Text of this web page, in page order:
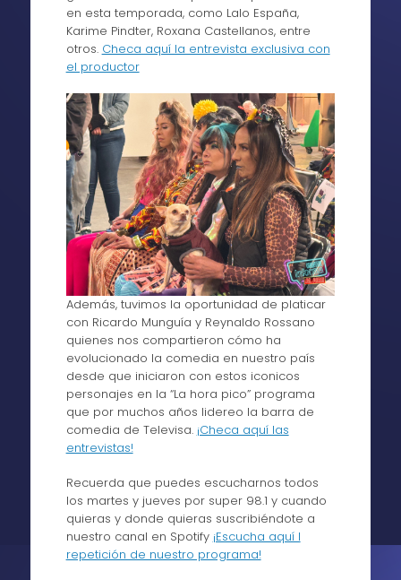
en esta temporada, como Lalo España,
Karime Pindter, Roxana Castellanos, entre
otros. Checa aquí la entrevista exclusiva con
el productor
Además, tuvimos la oportunidad de platicar
con Ricardo Munguía y Reynaldo Rossano
quienes nos compartieron cómo ha
evolucionado la comedia en nuestro país
desde que iniciaron con estos iconicos
personajes en la “La hora pico” programa
que por muchos años lidereo la barra de
comedia de Televisa. ¡Checa aquí las
entrevistas!
Recuerda que puedes escucharnos todos
los martes y jueves por super 98.1 y cuando
quieras y donde quieras suscribiéndote a
nuestro canal en Spotify ¡Escucha aquí l
repetición de nuestro programa!